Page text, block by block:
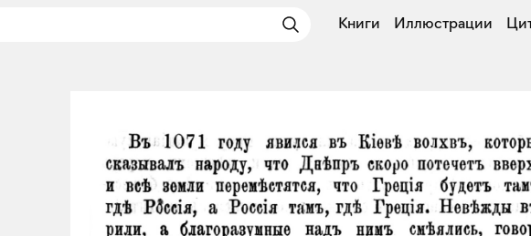
Книги Иллюстрации